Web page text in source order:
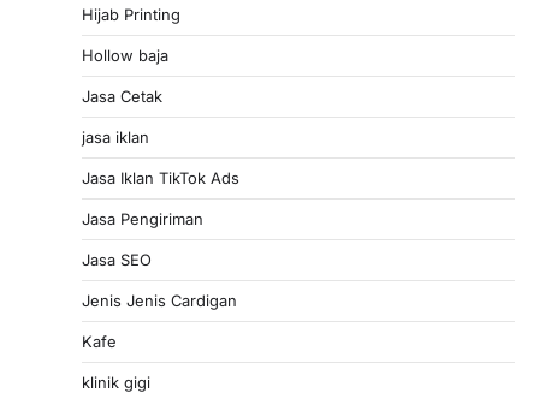
Hijab Printing
Hollow baja
Jasa Cetak
jasa iklan
Jasa Iklan TikTok Ads
Jasa Pengiriman
Jasa SEO
Jenis Jenis Cardigan
Kafe
klinik gigi